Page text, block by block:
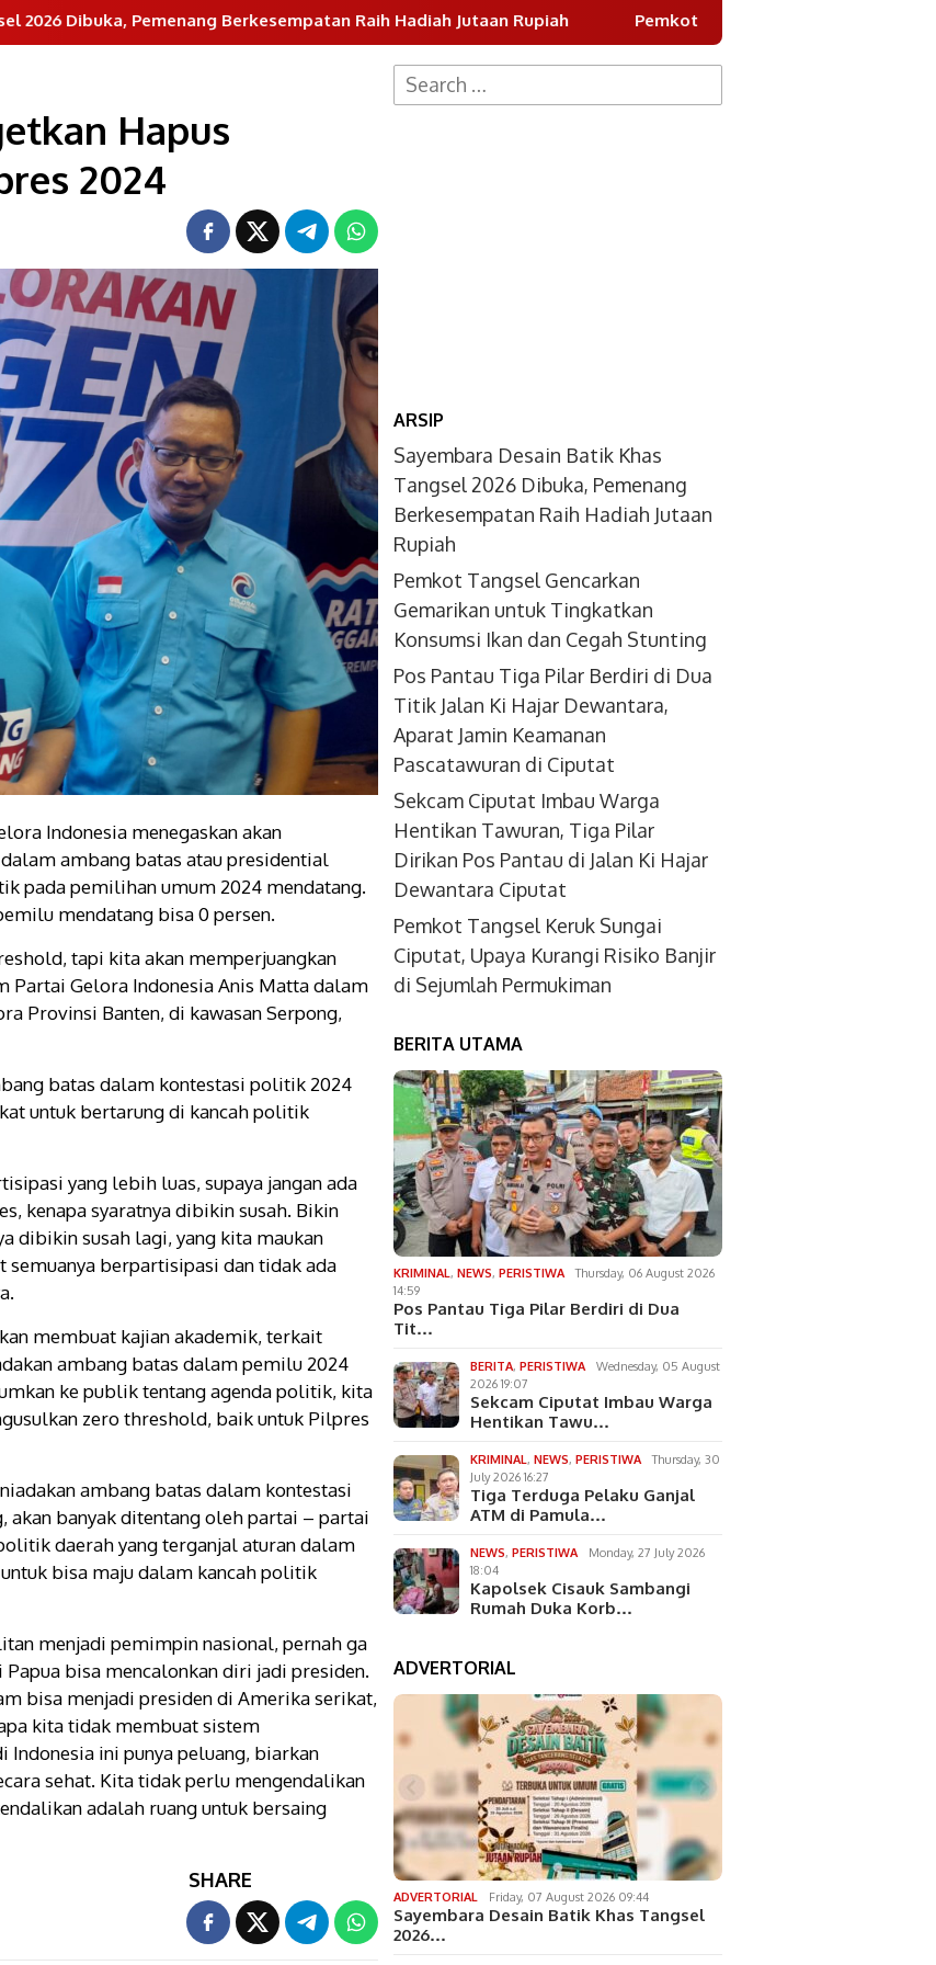
Pemenang Berkesempatan Raih Hadiah Jutaan Rupiah Pemkot Tangsel Gencarkan Gemarikan untuk
Hapus
2024
Indonesia menegaskan akan
ambang batas atau presidential
pada pemilihan umum 2024 mendatang.
mendatang bisa 0 persen.
tapi kita akan memperjuangkan
Partai Gelora Indonesia Anis Matta dalam
Provinsi Banten, di kawasan Serpong,
batas dalam kontestasi politik 2024
untuk bertarung di kancah politik
yang lebih luas, supaya jangan ada
kenapa syaratnya dibikin susah. Bikin
dibikin susah lagi, yang kita maukan
semuanya berpartisipasi dan tidak ada
membuat kajian akademik, terkait
ambang batas dalam pemilu 2024
ke publik tentang agenda politik, kita
zero threshold, baik untuk Pilpres
ambang batas dalam kontestasi
banyak ditentang oleh partai – partai
daerah yang terganjal aturan dalam
bisa maju dalam kancah politik
menjadi pemimpin nasional, pernah ga
bisa mencalonkan diri jadi presiden.
bisa menjadi presiden di Amerika serikat,
kita tidak membuat sistem
ini punya peluang, biarkan
sehat. Kita tidak perlu mengendalikan
adalah ruang untuk bersaing
SHARE
Search
for:
ARSIP
Sayembara Desain Batik Khas
Tangsel 2026 Dibuka, Pemenang
Berkesempatan Raih Hadiah Jutaan
Rupiah
Pemkot Tangsel Gencarkan
Gemarikan untuk Tingkatkan
Konsumsi Ikan dan Cegah Stunting
Pos Pantau Tiga Pilar Berdiri di Dua
Titik Jalan Ki Hajar Dewantara,
Aparat Jamin Keamanan
Pascatawuran di Ciputat
Sekcam Ciputat Imbau Warga
Hentikan Tawuran, Tiga Pilar
Dirikan Pos Pantau di Jalan Ki Hajar
Dewantara Ciputat
Pemkot Tangsel Keruk Sungai
Ciputat, Upaya Kurangi Risiko Banjir
di Sejumlah Permukiman
BERITA UTAMA
KRIMINAL,NEWS,PERISTIWA
Thursday, 06 August 2026
14:59
Pos Pantau Tiga Pilar Berdiri di Dua
Tit…
BERITA,PERISTIWA
Wednesday, 05 August
2026 19:07
Sekcam Ciputat Imbau Warga
Hentikan Tawu…
KRIMINAL,NEWS,PERISTIWA
Thursday, 30
July 2026 16:27
Tiga Terduga Pelaku Ganjal
ATM di Pamula…
NEWS,PERISTIWA
Monday, 27 July 2026
18:04
Kapolsek Cisauk Sambangi
Rumah Duka Korb…
ADVERTORIAL
ADVERTORIAL Friday, 07 August 2026 09:44
Sayembara Desain Batik Khas Tangsel
2026…